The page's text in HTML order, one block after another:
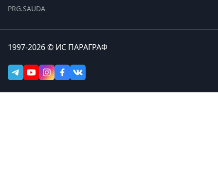
PRG.SAUDA
1997-2026 © ИС ПАРАГРАФ